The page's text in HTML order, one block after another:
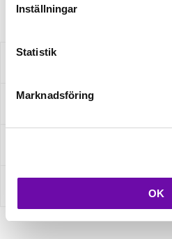
Inställningar
Statistik
Marknadsföring
OK